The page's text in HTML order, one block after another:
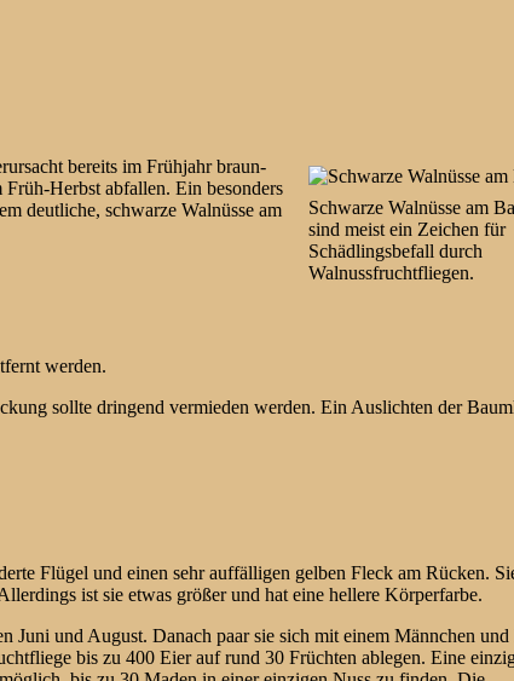
Schwarze Walnüsse am
sind meist ein Zeichen für
Schädlingsbefall durch
Walnussfruchtfliegen.
bereits im Frühjahr braun-
Herbst abfallen. Ein besonders
deutliche, schwarze Walnüsse am
werden.
sollte dringend vermieden werden. Ein Auslichten der
Flügel und einen sehr auffälligen gelben Fleck am Rücken.
ist sie etwas größer und hat eine hellere Körperfarbe.
und August. Danach paar sie sich mit einem Männchen und
bis zu 400 Eier auf rund 30 Früchten ablegen. Eine